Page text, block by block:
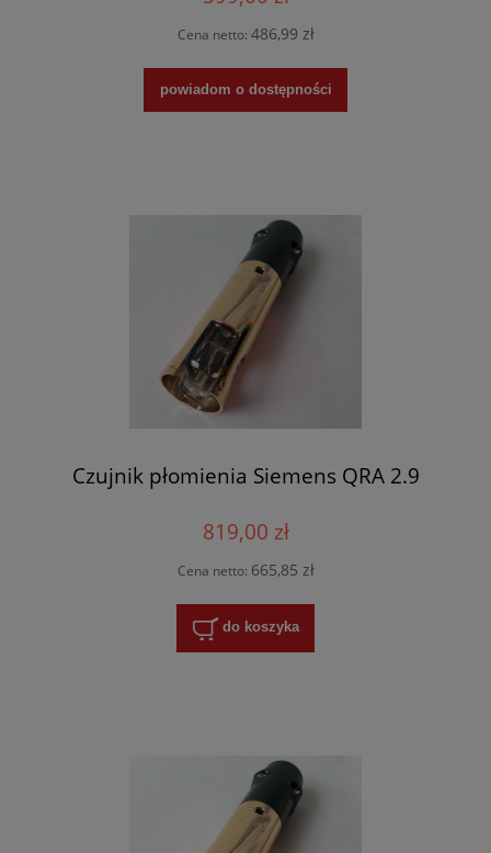
Cena netto: 486,99 zł
powiadom o dostępności
Czujnik płomienia Siemens QRA 2.9
819,00 zł
Cena netto: 665,85 zł
do koszyka